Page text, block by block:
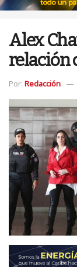
Alex
relación
Por: Redacción